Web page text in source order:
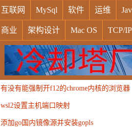
互联网 MySql 软件 运维
商业 架构设计 Mac OS TCP/IP
Windows Oracle Socket VR
MongoDB 运营 Python
电子 娱乐 设计 摄影 nginx
WordPress HTTP
有没有能强制开f12的chrome内核的浏览器
wsl2设置主机端口映射
添加go国内镜像源并安装gopls